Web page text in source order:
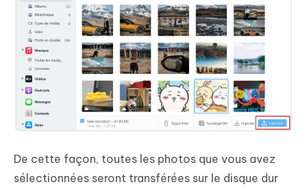
De cette façon, toutes les photos que vous avez
sélectionnées seront transférées sur le disque dur